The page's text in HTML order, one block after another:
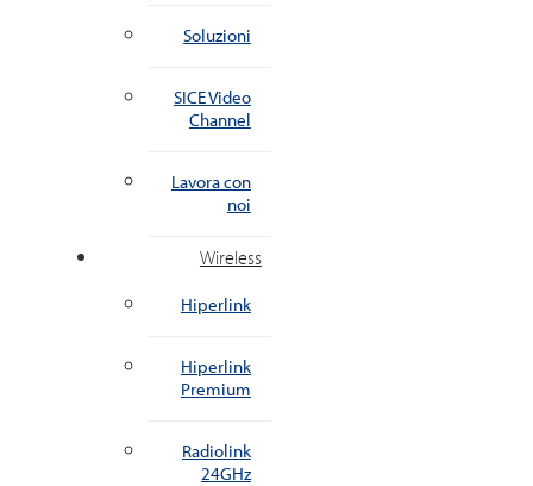
Soluzioni
SICE Video
Channel
Lavora con
noi
Wireless
Hiperlink
Hiperlink
Premium
Radiolink
24GHz